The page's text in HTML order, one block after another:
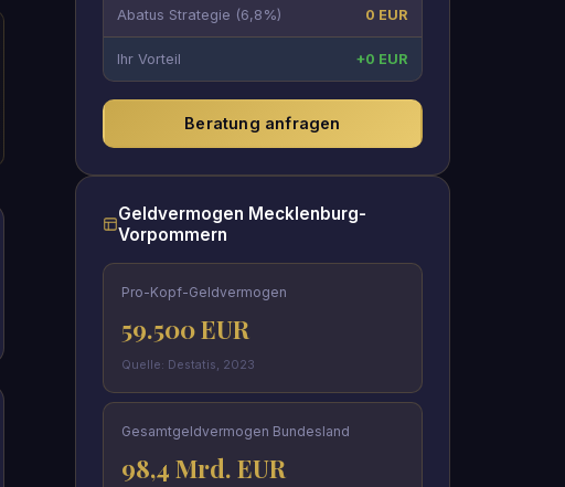
Abatus Strategie (6,8%) 0 EUR
Ihr Vorteil +0 EUR
Beratung anfragen
Geldvermogen Mecklenburg-
Vorpommern
Pro-Kopf-Geldvermogen
59.500 EUR
Quelle: Destatis, 2023
Gesamtgeldvermogen Bundesland
98,4 Mrd. EUR